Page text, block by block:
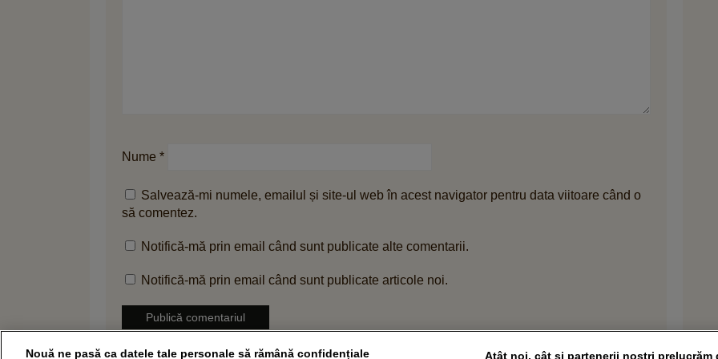
Nume *
Salvează-mi numele, emailul și site-ul web în acest navigator pentru data viitoare când o
să comentez.
Notifică-mă prin email când sunt publicate alte comentarii.
Notifică-mă prin email când sunt publicate articole noi.
Vă rugăm să păstrați un ton respectuos în comentarii.
Nouă ne pasă ca datele tale personale să rămână confidențiale Atât noi, cât și partenerii noștri prelucrăm